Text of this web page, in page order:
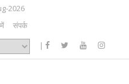
2026
संपर्क
|